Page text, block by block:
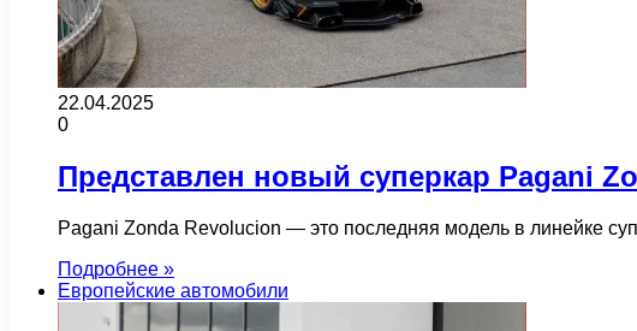
22.04.2025
0
Представлен новый суперкар Pagani
Pagani Zonda Revolucion — это последняя модель в линейке
Подробнее »
Европейские автомобили